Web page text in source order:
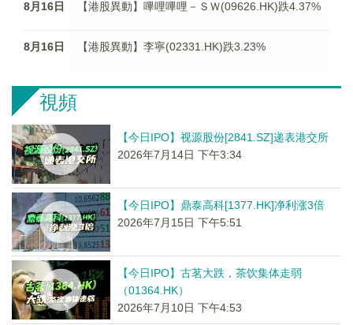
8月16日 【港股異動】嗶哩嗶哩－ＳＷ(09626.HK)跌4.37%
8月16日 【港股異動】李寧(02331.HK)跌3.23%
視頻
【今日IPO】视源股份[2841.SZ]递表港交所
2026年7月14日 下午3:34
【今日IPO】鼎泰高科[1377.HK]净利涨3倍
2026年7月15日 下午5:51
【今日IPO】古茗大跌，茶饮集体走弱
（01364.HK）
2026年7月10日 下午4:53